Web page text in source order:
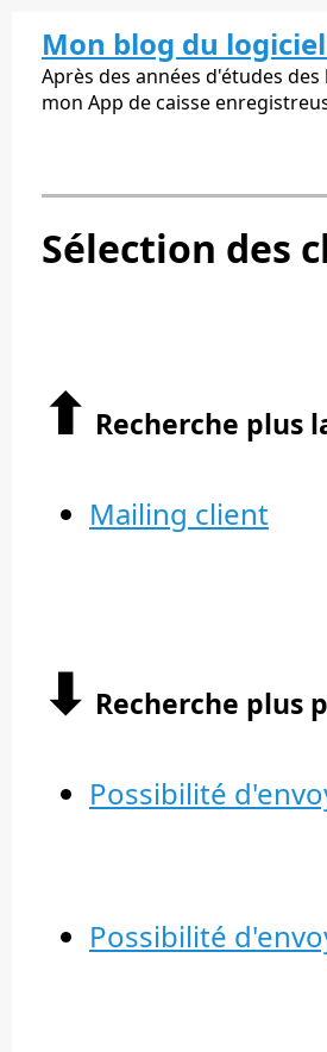
Mon blog du
Après des années d'études
mon App de caisse
Sélection des
⬆︎ Recherche plus
Mailing client
⬇︎ Recherche plus
Possibilité
Possibilité